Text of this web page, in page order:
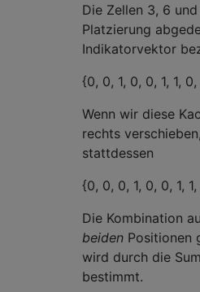
Die Zellen 3, 6
Platzierung
Indikatorvektor
{0, 0, 1, 0, 0, 1, 1,
Wenn wir diese
rechts
stattdessen
{0, 0, 0, 1, 0, 0, 1,
Die Kombination
beiden Positionen
wird durch die
bestimmt.